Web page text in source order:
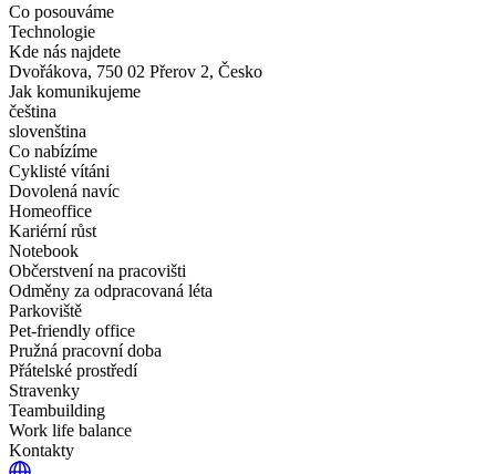
Co posouváme
Technologie
Kde nás najdete
Dvořákova, 750 02 Přerov 2, Česko
Jak komunikujeme
čeština
slovenština
Co nabízíme
Cyklisté vítáni
Dovolená navíc
Homeoffice
Kariérní růst
Notebook
Občerstvení na pracovišti
Odměny za odpracovaná léta
Parkoviště
Pet-friendly office
Pružná pracovní doba
Přátelské prostředí
Stravenky
Teambuilding
Work life balance
Kontakty